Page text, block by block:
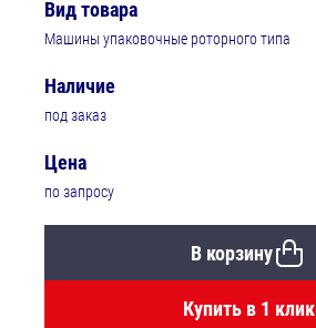
Вид товара
Машины упаковочные роторного типа
Наличие
под заказ
Цена
по запросу
В корзину
Купить в 1 клик